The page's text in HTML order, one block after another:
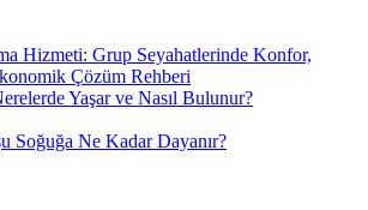
Hizmeti: Grup Seyahatlerinde Konfor,
Çözüm Rehberi
Yaşar ve Nasıl Bulunur?
Soğuğa Ne Kadar Dayanır?